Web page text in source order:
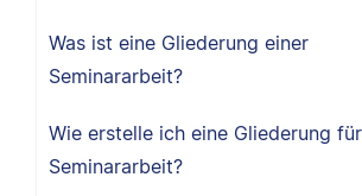
Was ist eine Gliederung einer
Seminararbeit?
Wie erstelle ich eine Gliederung
Seminararbeit?